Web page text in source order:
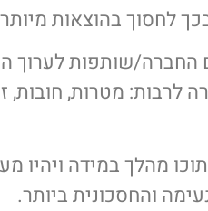
לחסוך בהוצאות
החברה/שותפות לערוך
לרבות: מטרות, חובות,
מהלך במידה ויהיו
והחסכונית ביותר.